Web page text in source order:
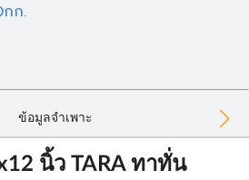
กก.
ข้อมูลจำเพาะ
นิ้ว TARA ทาทั่น